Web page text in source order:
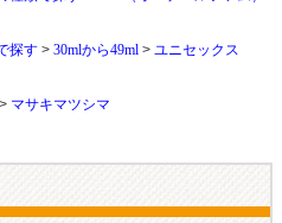
探す 30mlから49ml
ユニセックス
マサキマツシマ